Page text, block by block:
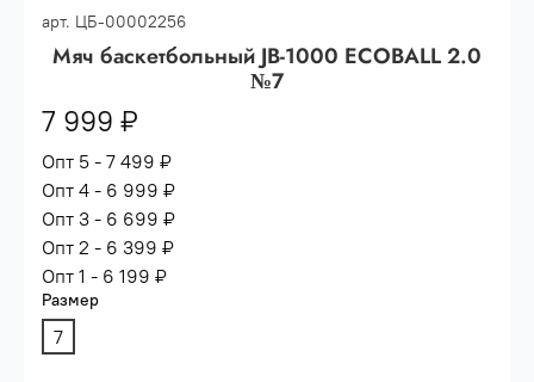
арт. ЦБ-00002256
Мяч баскетбольный JB-1000 ECOBALL 2.0
№7
7 999 ₽
Опт 5 - 7 499 ₽
Опт 4 - 6 999 ₽
Опт 3 - 6 699 ₽
Опт 2 - 6 399 ₽
Опт 1 - 6 199 ₽
Размер
7